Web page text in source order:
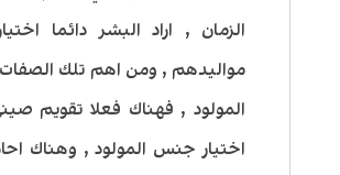
الزمان , اراد البشر دائما
مواليدهم , ومن اهم تلك
المولود , فهناك فعلا تقويم
اختيار جنس المولود , وهناك